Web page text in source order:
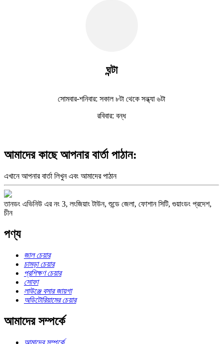
ঘন্টা
সোমবার-শনিবার: সকাল ৮টা থেকে সন্ধ্যা ৬টা
রবিবার: বন্ধ
আমাদের কাছে আপনার বার্তা পাঠান:
এখানে আপনার বার্তা লিখুন এবং আমাদের পাঠান
তানডং এভিনিউ এর নং 3, লংজিয়াং টাউন, শুন্ডে জেলা, ফোশান সিটি, গুয়াংডং প্রদেশ,
চীন
পণ্য
জাল চেয়ার
চামড়া চেয়ার
প্রশিক্ষণ চেয়ার
সোফা
লাউঞ্জে বসার জায়গা
অডিটোরিয়ামের চেয়ার
আমাদের সম্পর্কে
আমাদের সম্পর্কে